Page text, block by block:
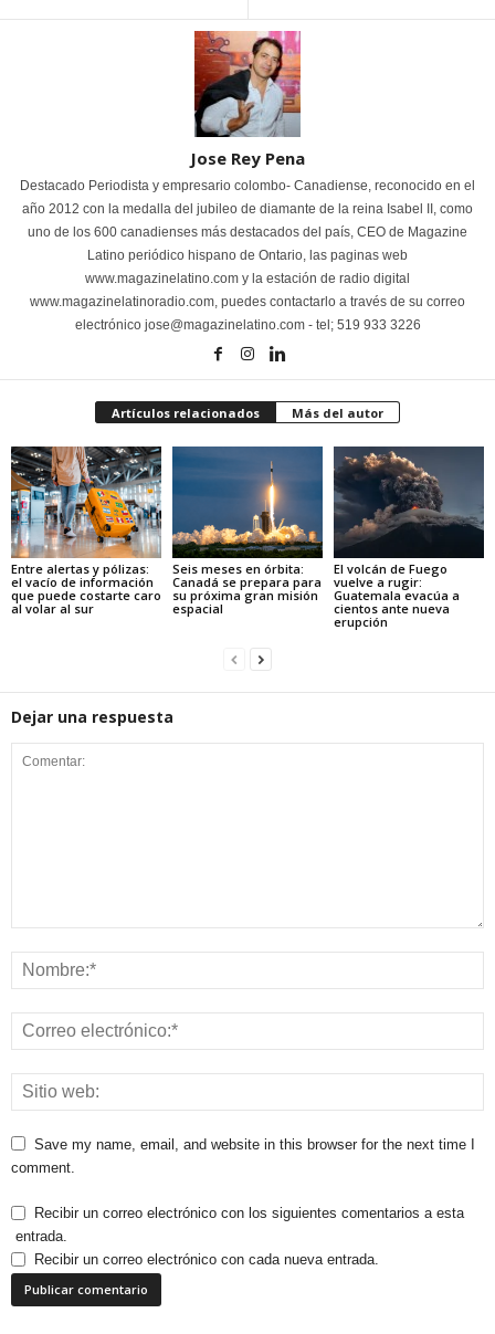
Jose Rey Pena
Destacado Periodista y empresario colombo- Canadiense, reconocido en el
año 2012 con la medalla del jubileo de diamante de la reina Isabel II, como
uno de los 600 canadienses más destacados del país, CEO de Magazine
Latino periódico hispano de Ontario, las paginas web
www.magazinelatino.com y la estación de radio digital
www.magazinelatinoradio.com, puedes contactarlo a través de su correo
electrónico jose@magazinelatino.com - tel; 519 933 3226
Artículos relacionados Más del autor
Entre alertas y pólizas:
el vacío de información
que puede costarte caro
al volar al sur
Seis meses en órbita:
Canadá se prepara para
su próxima gran misión
espacial
El volcán de Fuego
vuelve a rugir:
Guatemala evacúa a
cientos ante nueva
erupción
Dejar una respuesta
Save my name, email, and website in this browser for the next time I
comment.
Recibir un correo electrónico con los siguientes comentarios a esta
entrada.
Recibir un correo electrónico con cada nueva entrada.